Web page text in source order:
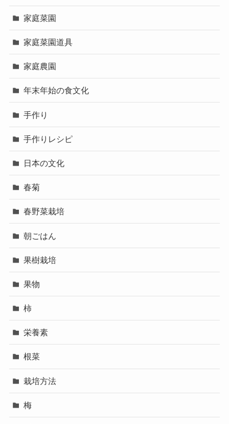
家庭菜園
家庭菜園道具
家庭農園
年末年始の食文化
手作り
手作りレシピ
日本の文化
春菊
春野菜栽培
朝ごはん
果樹栽培
果物
柿
栄養素
根菜
栽培方法
梅